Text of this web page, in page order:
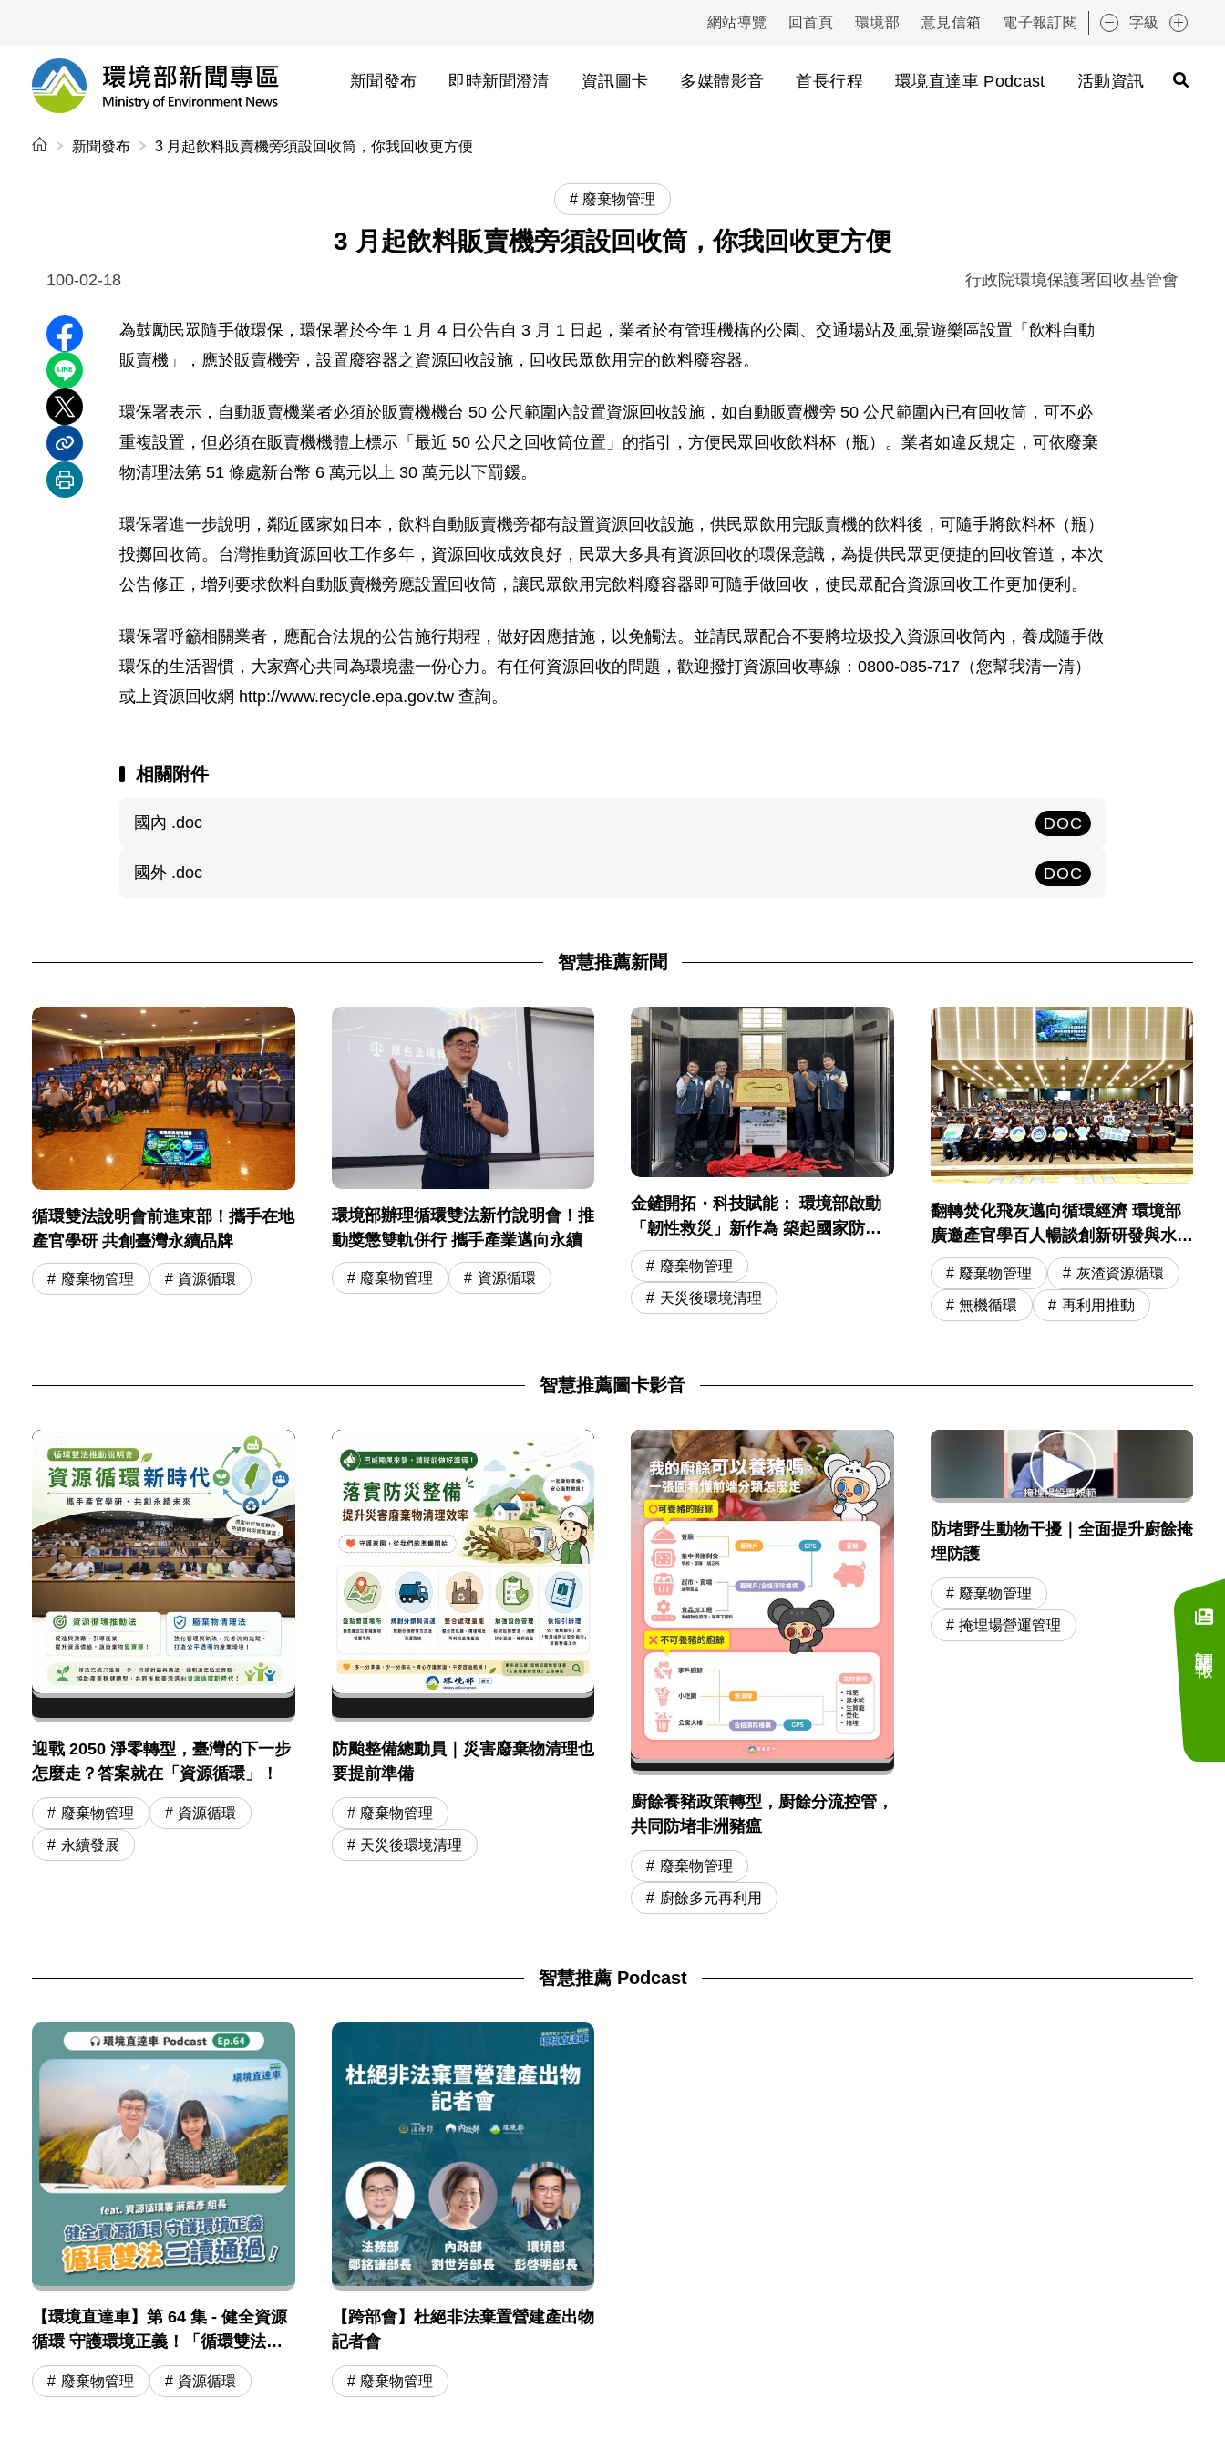
:::
網站導覽 回首頁 環境部 意見信箱 電子報訂閱 字級
環境部新聞專區
新聞發布 即時新聞澄清 資訊圖卡 多媒體影音 首長行程 環境直達車 Podcast 活動資訊
:::
新聞發布 3 月起飲料販賣機旁須設回收筒，你我回收更方便
廢棄物管理
3 月起飲料販賣機旁須設回收筒，你我回收更方便
100-02-18 行政院環境保護署回收基管會
分享至 Facebook
分享到 LINE
分享到 X
分享內容連結
列印本頁
為鼓勵民眾隨手做環保，環保署於今年 1 月 4 日公告自 3 月 1 日起，業者於有管理機構的公園、交通場站及風景遊樂區設置「飲料自動
販賣機」，應於販賣機旁，設置廢容器之資源回收設施，回收民眾飲用完的飲料廢容器。
環保署表示，自動販賣機業者必須於販賣機機台 50 公尺範圍內設置資源回收設施，如自動販賣機旁 50 公尺範圍內已有回收筒，可不必
重複設置，但必須在販賣機機體上標示「最近 50 公尺之回收筒位置」的指引，方便民眾回收飲料杯（瓶）。業者如違反規定，可依廢棄
物清理法第 51 條處新台幣 6 萬元以上 30 萬元以下罰鍰。
環保署進一步說明，鄰近國家如日本，飲料自動販賣機旁都有設置資源回收設施，供民眾飲用完販賣機的飲料後，可隨手將飲料杯（瓶）
投擲回收筒。台灣推動資源回收工作多年，資源回收成效良好，民眾大多具有資源回收的環保意識，為提供民眾更便捷的回收管道，本次
公告修正，增列要求飲料自動販賣機旁應設置回收筒，讓民眾飲用完飲料廢容器即可隨手做回收，使民眾配合資源回收工作更加便利。
環保署呼籲相關業者，應配合法規的公告施行期程，做好因應措施，以免觸法。並請民眾配合不要將垃圾投入資源回收筒內，養成隨手做
環保的生活習慣，大家齊心共同為環境盡一份心力。有任何資源回收的問題，歡迎撥打資源回收專線：0800-085-717（您幫我清一清）
或上資源回收網 http://www.recycle.epa.gov.tw 查詢。
相關附件
國內 .doc DOC
國外 .doc DOC
智慧推薦新聞
循環雙法說明會前進東部！攜手在地
產官學研 共創臺灣永續品牌
廢棄物管理 資源循環
環境部辦理循環雙法新竹說明會！推
動獎懲雙軌併行 攜手產業邁向永續
廢棄物管理 資源循環
金鏟開拓・科技賦能： 環境部啟動
「韌性救災」新作為 築起國家防災
安全網
廢棄物管理
天災後環境清理
翻轉焚化飛灰邁向循環經濟 環境部
廣邀產官學百人暢談創新研發與水洗
運營精進
廢棄物管理 灰渣資源循環
無機循環 再利用推動
智慧推薦圖卡影音
迎戰 2050 淨零轉型，臺灣的下一步
怎麼走？答案就在「資源循環」！
廢棄物管理 資源循環
永續發展
防颱整備總動員｜災害廢棄物清理也
要提前準備
廢棄物管理
天災後環境清理
廚餘養豬政策轉型，廚餘分流控管，
共同防堵非洲豬瘟
廢棄物管理
廚餘多元再利用
防堵野生動物干擾｜全面提升廚餘掩
埋防護
廢棄物管理
掩埋場營運管理
智慧推薦 Podcast
【環境直達車】第 64 集 - 健全資源
循環 守護環境正義！「循環雙法」
三讀通過！feat. 資源循環署 蔣震彥
組長
廢棄物管理 資源循環
【跨部會】杜絕非法棄置營建產出物
記者會
廢棄物管理